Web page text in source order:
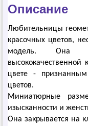
Описание
Любительницы
красочных цветов,
модель. Она
высококачественной
цвете -
цветов.
Миниатюрные
изысканности и
Она закрывается на